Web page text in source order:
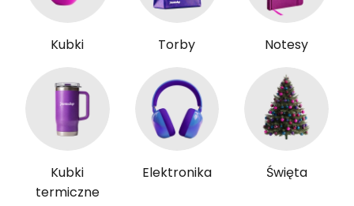
Kubki Torby Notesy
Kubki
termiczne
Elektronika Święta